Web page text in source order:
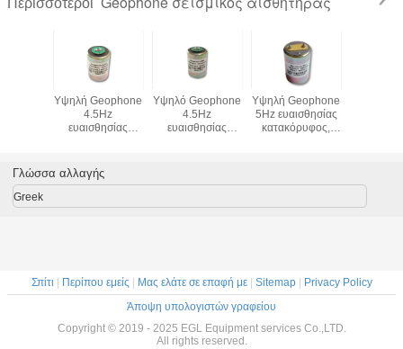
Περισσότεροι
Υψηλή Geophone
4.5Hz
ευαισθησίας
100V/m/s
Υψηλό Geophone
4.5Hz
ευαισθησίας
Υψηλή Geophone
5Hz ευαισθησίας
κατακόρυφος,
αισθητήρας
Γλώσσα αλλαγής
Greek
Σπίτι Περίπου εμείς Μας ελάτε σε επαφή με| Sitemap|
Privacy Policy
Άποψη υπολογιστών γραφείου
Copyright © 2019 - 2025 EGL Equipment services Co.,LTD.
All rights reserved.